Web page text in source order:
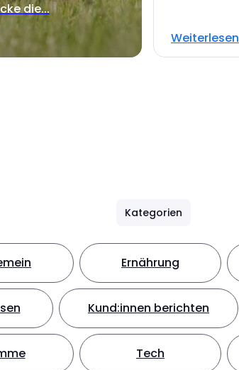
die...
Weiterlesen
Kategorien
Ernährung
Kund:innen berichten
Tech